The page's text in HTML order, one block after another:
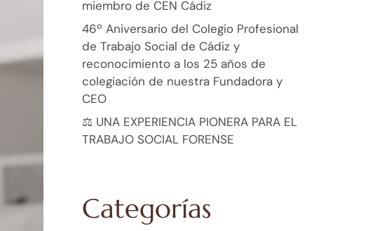
miembro de CEN Cádiz
46º Aniversario del Colegio Profesional
de Trabajo Social de Cádiz y
reconocimiento a los 25 años de
colegiación de nuestra Fundadora y
CEO
⚖️ UNA EXPERIENCIA PIONERA PARA EL
TRABAJO SOCIAL FORENSE
Categorías